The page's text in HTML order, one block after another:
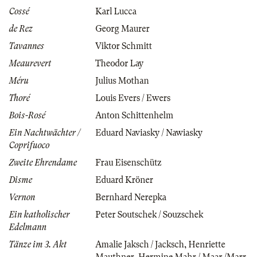
Cossé
Karl Lucca
de Rez
Georg Maurer
Tavannes
Viktor Schmitt
Meaurevert
Theodor Lay
Méru
Julius Mothan
Thoré
Louis Evers / Ewers
Bois-Rosé
Anton Schittenhelm
Ein Nachtwächter /
Coprifuoco
Eduard Naviasky / Nawiasky
Zweite Ehrendame
Frau Eisenschütz
Disme
Eduard Kröner
Vernon
Bernhard Nerepka
Ein katholischer
Edelmann
Peter Soutschek / Souzschek
Tänze im 3. Akt Amalie Jaksch / Jacksch,Henriette